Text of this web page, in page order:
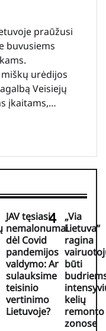
praūžusi
buvusiems
urėdijos
Veisiejų
įkaitams,…
JAV tęsiasi
nemalonumai
dėl Covid
pandemijos
valdymo: Ar
sulauksime
teisinio
vertinimo
Lietuvoje?
„Via
Lietuva“
ragina
būti
kelių
remonto
zonose